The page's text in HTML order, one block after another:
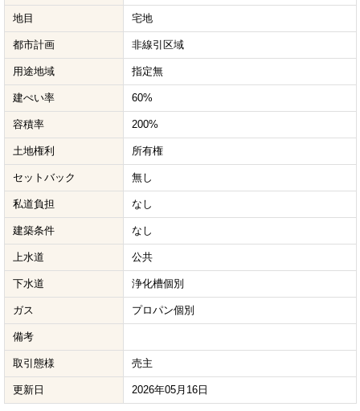
地目 宅地
都市計画 非線引区域
用途地域 指定無
建ぺい率 60%
容積率 200%
土地権利 所有権
セットバック 無し
私道負担 なし
建築条件 なし
上水道 公共
下水道 浄化槽個別
ガス プロパン個別
備考
取引態様 売主
更新日 2026年05月16日